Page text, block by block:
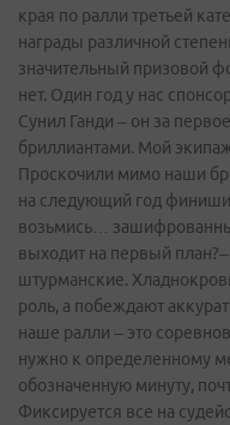
края по ралли третьей
награды различной
значительный призовой
нет. Один год у нас
Сунил Ганди – он за
бриллиантами. Мой
Проскочили мимо наши
на следующий год
возьмись…
выходит на первый
штурманские.
роль, а побеждают
наше ралли – это
нужно к определенному
обозначенную минуту,
Фиксируется все на